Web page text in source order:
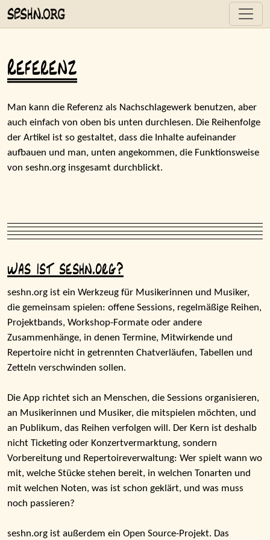
Referenz
Man kann die Referenz als Nachschlagewerk benutzen, aber
auch einfach von oben bis unten durchlesen. Die Reihenfolge
der Artikel ist so gestaltet, dass die Inhalte aufeinander
aufbauen und man, unten angekommen, die Funktionsweise
von seshn.org insgesamt durchblickt.
Was ist seshn.org?
seshn.org ist ein Werkzeug für Musikerinnen und Musiker,
die gemeinsam spielen: offene Sessions, regelmäßige Reihen,
Projektbands, Workshop-Formate oder andere
Zusammenhänge, in denen Termine, Mitwirkende und
Repertoire nicht in getrennten Chatverläufen, Tabellen und
Zetteln verschwinden sollen.
Die App richtet sich an Menschen, die Sessions organisieren,
an Musikerinnen und Musiker, die mitspielen möchten, und
an Publikum, das Reihen verfolgen will. Der Kern ist deshalb
nicht Ticketing oder Konzertvermarktung, sondern
Vorbereitung und Repertoireverwaltung: Wer spielt wann wo
mit, welche Stücke stehen bereit, in welchen Tonarten und
mit welchen Noten, was ist schon geklärt, und was muss
noch passieren?
seshn.org ist außerdem ein Open Source-Projekt. Das